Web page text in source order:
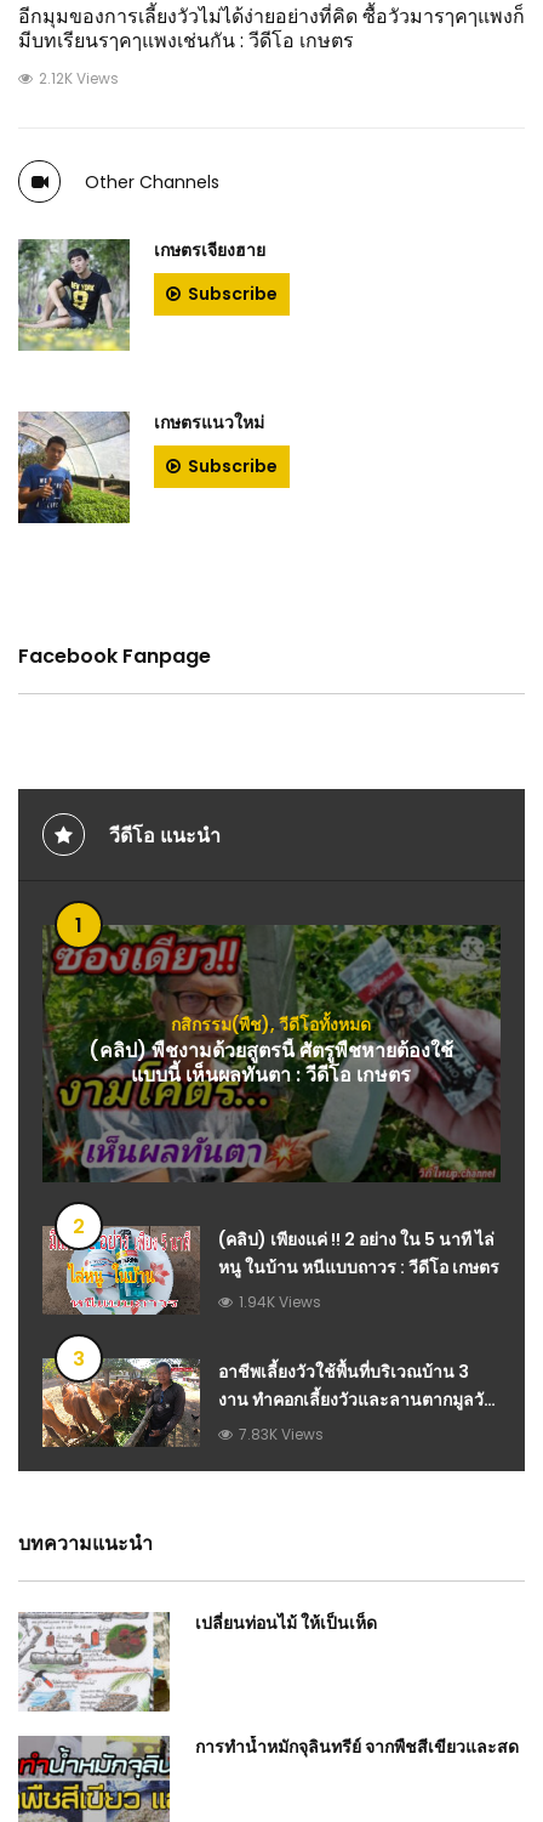
อีกมุมของการเลี้ยงวัวไม่ได้ง่ายอย่างที่คิด ซื้อวัวมารๅคๅแพงก็
มีบทเรียนรๅคๅแพงเช่นกัน : วีดีโอ เกษตร
2.12K Views
Other Channels
เกษตรเจียงฮาย
Subscribe
เกษตรแนวใหม่
Subscribe
Facebook Fanpage
วีดีโอ แนะนำ
1
กสิกรรม(พืช),วีดีโอทั้งหมด
(คลิป) พืชงามด้วยสูตรนี้ ศัตรูพืชหายต้องใช้
แบบนี้ เห็นผลทันตา : วีดีโอ เกษตร
2
(คลิป) เพียงแค่ !! 2 อย่าง ใน 5 นาที ไล่
หนู ในบ้าน หนีแบบถาวร : วีดีโอ เกษตร
1.94K Views
3
อาชีพเลี้ยงวัวใช้พื้นที่บริเวณบ้าน 3
งาน ทำคอกเลี้ยงวัวและลานตากมูลวัว
ครบวงจร
7.83K Views
บทความแนะนำ
เปลี่ยนท่อนไม้ ให้เป็นเห็ด
การทำน้ำหมักจุลินทรีย์ จากพืชสีเขียวและสด